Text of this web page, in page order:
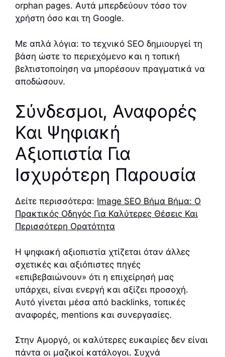
orphan pages. Αυτά μπερδεύουν τόσο τον
χρήστη όσο και τη Google.
Με απλά λόγια: το τεχνικό SEO δημιουργεί τη
βάση ώστε το περιεχόμενο και η τοπική
βελτιστοποίηση να μπορέσουν πραγματικά να
αποδώσουν.
Σύνδεσμοι, Αναφορές
Και Ψηφιακή
Αξιοπιστία Για
Ισχυρότερη Παρουσία
Δείτε περισσότερα: Image SEO Βήμα Βήμα: Ο
Πρακτικός Οδηγός Για Καλύτερες Θέσεις Και
Περισσότερη Ορατότητα
Η ψηφιακή αξιοπιστία χτίζεται όταν άλλες
σχετικές και αξιόπιστες πηγές
«επιβεβαιώνουν» ότι η επιχείρησή μας
υπάρχει, είναι ενεργή και αξίζει προσοχή.
Αυτό γίνεται μέσα από backlinks, τοπικές
αναφορές, mentions και συνεργασίες.
Στην Αμοργό, οι καλύτερες ευκαιρίες δεν είναι
πάντα οι μαζικοί κατάλογοι. Συχνά